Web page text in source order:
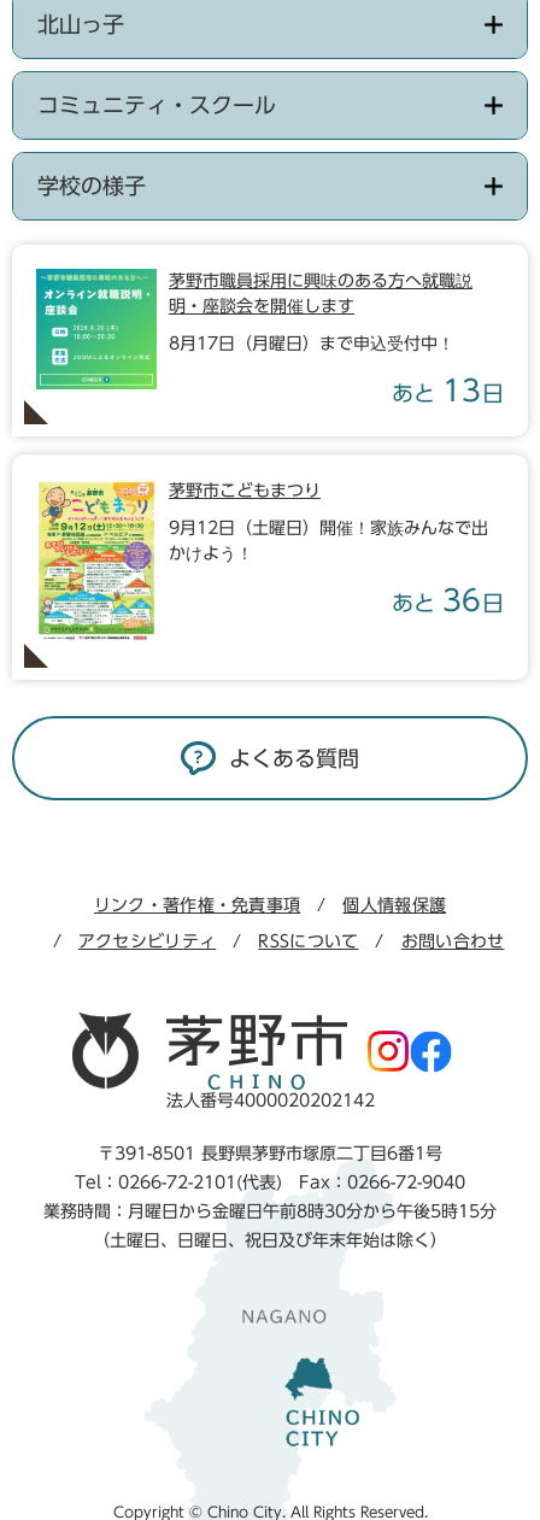
北山っ子
コミュニティ・スクール
学校の様子
茅野市職員採用に興味のある方へ就職説
明・座談会を開催します
8月17日（月曜日）まで申込受付中！
あと 13 日
茅野市こどもまつり
9月12日（土曜日）開催！家族みんなで出
かけよう！
あと 36 日
よくある質問
リンク・著作権・免責事項 個人情報保護
アクセシビリティ RSSについて お問い合わせ
法人番号4000020202142
〒391-8501 長野県茅野市塚原二丁目6番1号
Tel：0266-72-2101(代表) Fax：0266-72-9040
業務時間：月曜日から金曜日午前8時30分から午後5時15分
（土曜日、日曜日、祝日及び年末年始は除く）
Copyright © Chino City. All Rights Reserved.